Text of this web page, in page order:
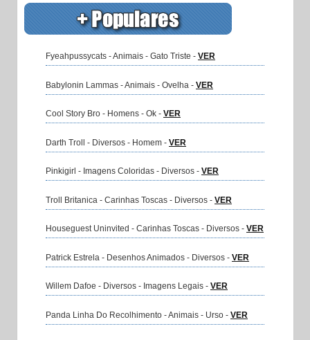
Fyeahpussycats - Animais - Gato Triste - VER
Babylonin Lammas - Animais - Ovelha - VER
Cool Story Bro - Homens - Ok - VER
Darth Troll - Diversos - Homem - VER
Pinkigirl - Imagens Coloridas - Diversos - VER
Troll Britanica - Carinhas Toscas - Diversos - VER
Houseguest Uninvited - Carinhas Toscas - Diversos - VER
Patrick Estrela - Desenhos Animados - Diversos - VER
Willem Dafoe - Diversos - Imagens Legais - VER
Panda Linha Do Recolhimento - Animais - Urso - VER